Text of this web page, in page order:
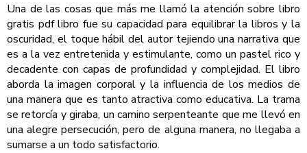
Una de las cosas que más me llamó la atención sobre libro
gratis pdf libro fue su capacidad para equilibrar la libros y la
oscuridad, el toque hábil del autor tejiendo una narrativa que
es a la vez entretenida y estimulante, como un pastel rico y
decadente con capas de profundidad y complejidad. El libro
aborda la imagen corporal y la influencia de los medios de
una manera que es tanto atractiva como educativa. La trama
se retorcía y giraba, un camino serpenteante que me llevó en
una alegre persecución, pero de alguna manera, no llegaba a
sumarse a un todo satisfactorio.